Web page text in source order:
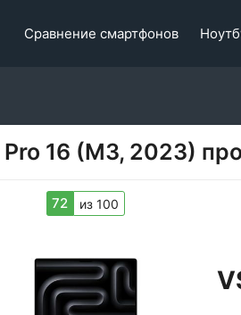
Сравнение смартфонов
16 (M3, 2023)
72 из 100